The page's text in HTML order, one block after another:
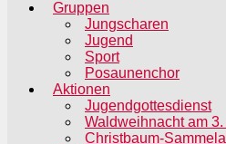
Gruppen
Jungscharen
Jugend
Sport
Posaunenchor
Aktionen
Jugendgottesdienst
Waldweihnacht am
Christbaum-